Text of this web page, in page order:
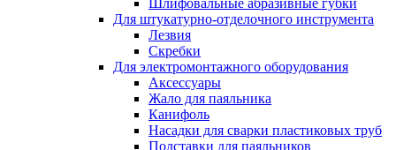
Шлифовальные абразивные губки
Для штукатурно-отделочного инструмента
Лезвия
Скребки
Для электромонтажного оборудования
Аксессуары
Жало для паяльника
Канифоль
Насадки для сварки пластиковых труб
Подставки для паяльников